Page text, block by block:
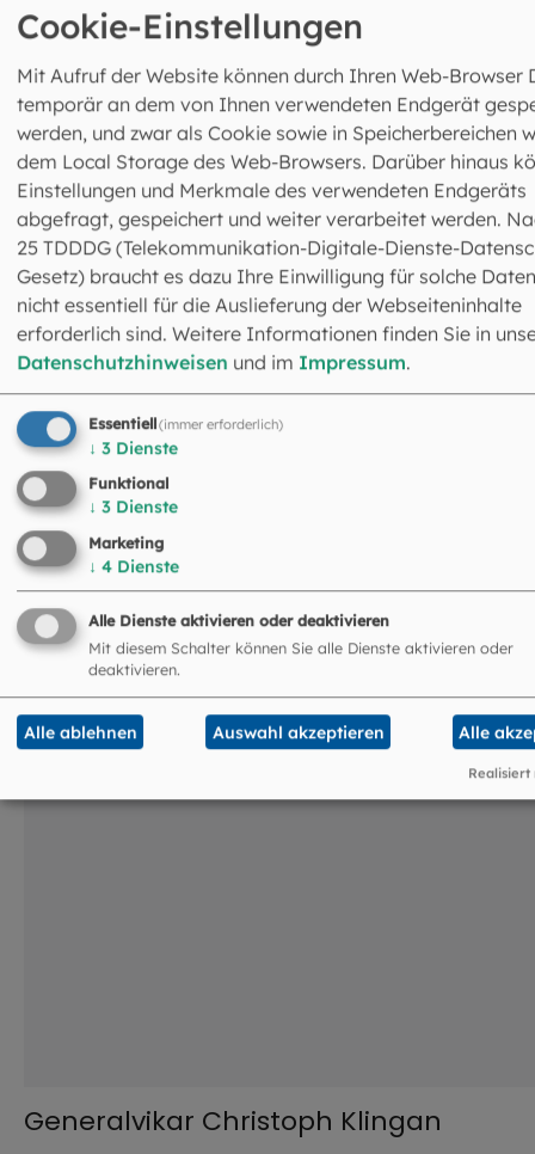
Christine Senger-Sachs
Assistenz
089 2137-1364
csenger@eomuc.de
Das könnte Sie auch
interessieren
Generalvikar Christoph Klingan
Cookie-Einstellungen
Mit Aufruf der Website können durch Ihren Web-Browser
temporär an dem von Ihnen verwendeten Endgerät
werden, und zwar als Cookie sowie in Speicherbereichen
dem Local Storage des Web-Browsers. Darüber hinaus
Einstellungen und Merkmale des verwendeten Endgeräts
abgefragt, gespeichert und weiter verarbeitet werden.
25 TDDDG (Telekommunikation-Digitale-Dienste-
Gesetz) braucht es dazu Ihre Einwilligung für solche
nicht essentiell für die Auslieferung der Webseiteninhalte
erforderlich sind. Weitere Informationen finden Sie in
Datenschutzhinweisen und im Impressum.
Essentiell(immer erforderlich)
↓ 3 Dienste
Funktional
↓ 3 Dienste
Marketing
↓ 4 Dienste
Alle Dienste aktivieren oder deaktivieren
Mit diesem Schalter können Sie alle Dienste aktivieren oder
deaktivieren.
Alle ablehnen Auswahl akzeptieren Alle
Realisiert